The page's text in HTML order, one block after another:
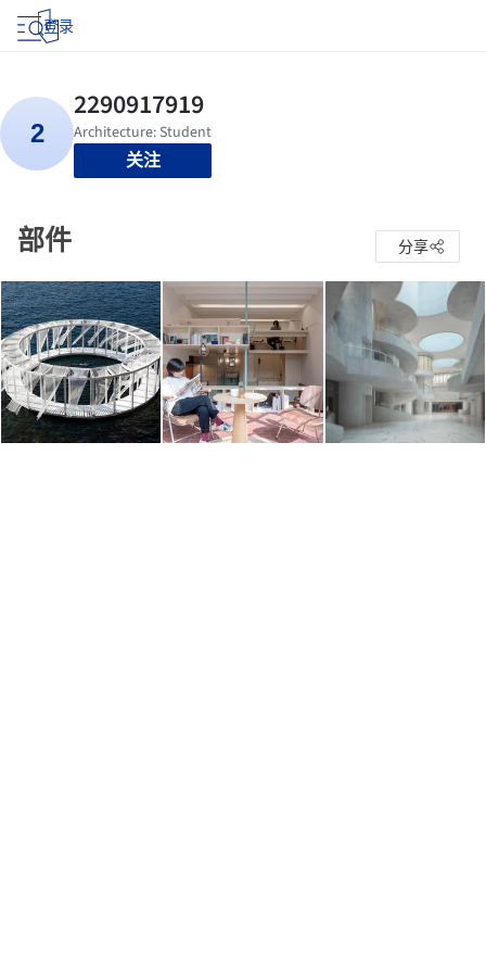
登录
关注
部件 分享